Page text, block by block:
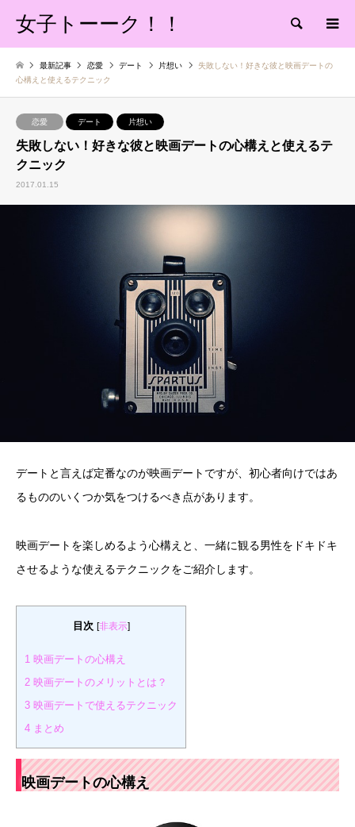
女子トーーク！！ 検索
最新記事 恋愛 デート 片想い
失敗しない！好きな彼と映画デートの
心構えと使えるテクニック
恋愛 デート 片想い
失敗しない！好きな彼と映画デートの心構えと使えるテ
クニック
2017.01.15
デートと言えば定番なのが映画デートですが、初心者向けではあ
るもののいくつか気をつけるべき点があります。
映画デートを楽しめるよう心構えと、一緒に観る男性をドキドキ
させるような使えるテクニックをご紹介します。
目次 [非表示]
1 映画デートの心構え
2 映画デートのメリットとは？
3 映画デートで使えるテクニック
4 まとめ
映画デートの心構え